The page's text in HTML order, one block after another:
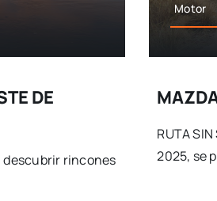
DE
descubrir rincones
Motor
RUTA
2025, se